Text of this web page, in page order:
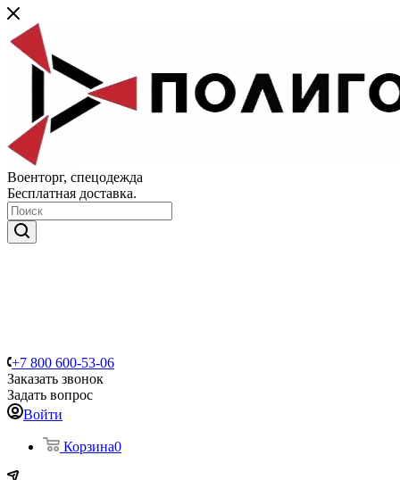
Военторг, спецодежда
Бесплатная доставка.
+7 800 600-53-06
Заказать звонок
Задать вопрос
Войти
Корзина0